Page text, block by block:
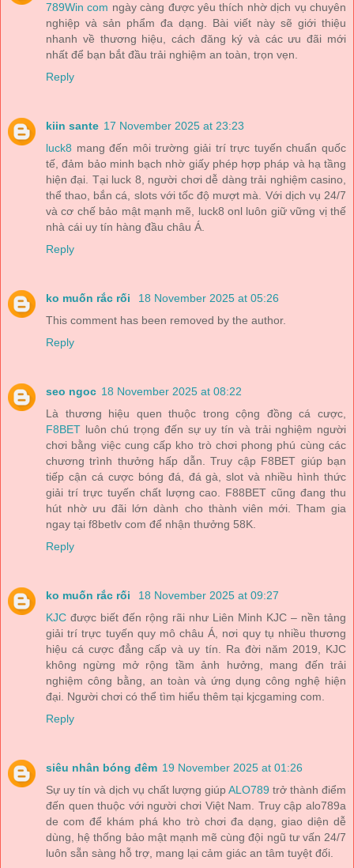
789Win com ngày càng được yêu thích nhờ dịch vụ chuyên
nghiệp và sản phẩm đa dạng. Bài viết này sẽ giới thiệu
nhanh về thương hiệu, cách đăng ký và các ưu đãi mới
nhất để bạn bắt đầu trải nghiệm an toàn, trọn vẹn.
Reply
kiin sante 17 November 2025 at 23:23
luck8 mang đến môi trường giải trí trực tuyến chuẩn quốc
tế, đảm bảo minh bạch nhờ giấy phép hợp pháp và hạ tầng
hiện đại. Tại luck 8, người chơi dễ dàng trải nghiệm casino,
thể thao, bắn cá, slots với tốc độ mượt mà. Với dịch vụ 24/7
và cơ chế bảo mật mạnh mẽ, luck8 onl luôn giữ vững vị thế
nhà cái uy tín hàng đầu châu Á.
Reply
ko muốn rắc rối
18 November 2025 at 05:26
This comment has been removed by the author.
Reply
seo ngoc 18 November 2025 at 08:22
Là thương hiệu quen thuộc trong cộng đồng cá cược,
F8BET luôn chú trọng đến sự uy tín và trải nghiệm người
chơi bằng việc cung cấp kho trò chơi phong phú cùng các
chương trình thưởng hấp dẫn. Truy cập F8BET giúp bạn
tiếp cận cá cược bóng đá, đá gà, slot và nhiều hình thức
giải trí trực tuyến chất lượng cao. F88BET cũng đang thu
hút nhờ ưu đãi lớn dành cho thành viên mới. Tham gia
ngay tại f8betlv com để nhận thưởng 58K.
Reply
ko muốn rắc rối
18 November 2025 at 09:27
KJC được biết đến rộng rãi như Liên Minh KJC – nền tảng
giải trí trực tuyến quy mô châu Á, nơi quy tụ nhiều thương
hiệu cá cược đẳng cấp và uy tín. Ra đời năm 2019, KJC
không ngừng mở rộng tầm ảnh hưởng, mang đến trải
nghiệm công bằng, an toàn và ứng dụng công nghệ hiện
đại. Người chơi có thể tìm hiểu thêm tại kjcgaming com.
Reply
siêu nhân bóng đêm 19 November 2025 at 01:26
Sự uy tín và dịch vụ chất lượng giúpALO789 trở thành điểm
đến quen thuộc với người chơi Việt Nam. Truy cập alo789a
de com để khám phá kho trò chơi đa dạng, giao diện dễ
dùng, hệ thống bảo mật mạnh mẽ cùng đội ngũ tư vấn 24/7
luôn sẵn sàng hỗ trợ, mang lại cảm giác an tâm tuyệt đối.